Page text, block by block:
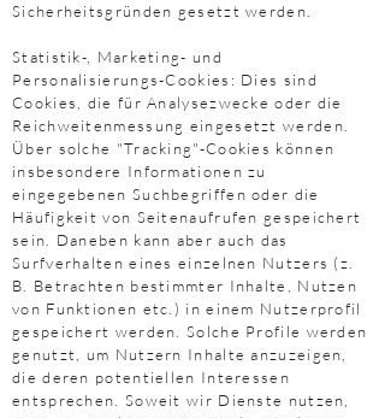
Sicherheitsgründen gesetzt werden.
Statistik-, Marketing- und
Personalisierungs-Cookies: Dies sind
Cookies, die für Analysezwecke oder die
Reichweitenmessung eingesetzt werden.
Über solche "Tracking"-Cookies können
insbesondere Informationen zu
eingegebenen Suchbegriffen oder die
Häufigkeit von Seitenaufrufen gespeichert
sein. Daneben kann aber auch das
Surfverhalten eines einzelnen Nutzers (z.
B. Betrachten bestimmter Inhalte, Nutzen
von Funktionen etc.) in einem Nutzerprofil
gespeichert werden. Solche Profile werden
genutzt, um Nutzern Inhalte anzuzeigen,
die deren potentiellen Interessen
entsprechen. Soweit wir Dienste nutzen,